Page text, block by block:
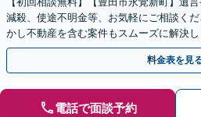
減殺、使途不明金等、お気軽にご相談く
かし不動産を含む案件もスムーズに解決
し、近隣地区の方から多数ご相談いただ
料金表を見
電話で面談予約